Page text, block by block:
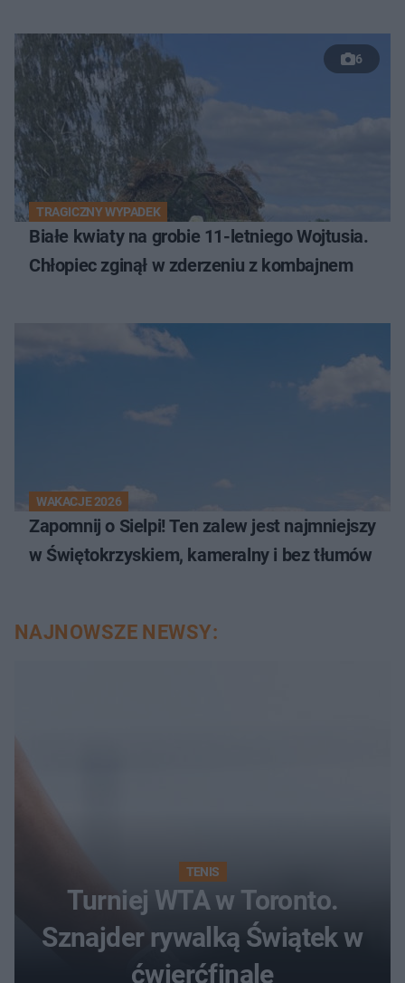
6
TRAGICZNY WYPADEK
Białe kwiaty na grobie 11-letniego Wojtusia.
Chłopiec zginął w zderzeniu z kombajnem
WAKACJE 2026
Zapomnij o Sielpi! Ten zalew jest najmniejszy
w Świętokrzyskiem, kameralny i bez tłumów
NAJNOWSZE NEWSY:
TENIS
Turniej WTA w Toronto.
Sznajder rywalką Świątek w
ćwierćfinale